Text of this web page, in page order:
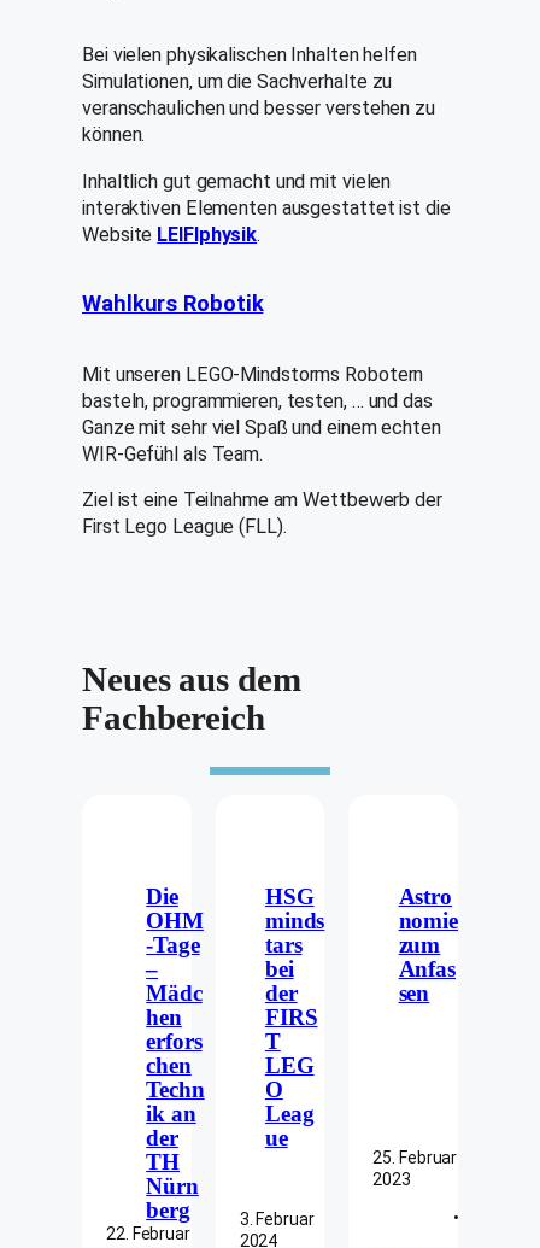
Bei vielen physikalischen Inhalten helfen
Simulationen, um die Sachverhalte zu
veranschaulichen und besser verstehen zu
können.
Inhaltlich gut gemacht und mit vielen
interaktiven Elementen ausgestattet ist die
Website LEIFIphysik.
Wahlkurs Robotik
Mit unseren LEGO-Mindstorms Robotern
basteln, programmieren, testen, … und das
Ganze mit sehr viel Spaß und einem echten
WIR-Gefühl als Team.
Ziel ist eine Teilnahme am Wettbewerb der
First Lego League (FLL).
Neues aus dem
Fachbereich
Die
OHM
-Tage
–
Mädc
hen
erfors
chen
Techn
ik an
der
TH
Nürn
berg
22. Februar
HSG
minds
tars
bei
der
FIRS
T
LEG
O
Leag
ue
3. Februar
2024
Astro
nomie
zum
Anfas
sen
25. Februar
2023
•